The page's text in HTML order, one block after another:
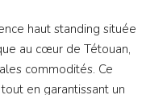
haut standing située
au cœur de Tétouan,
commodités. Ce
en garantissant un